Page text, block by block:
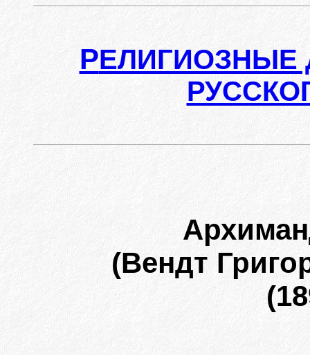
РЕЛИГИОЗНЫЕ
(Вендт